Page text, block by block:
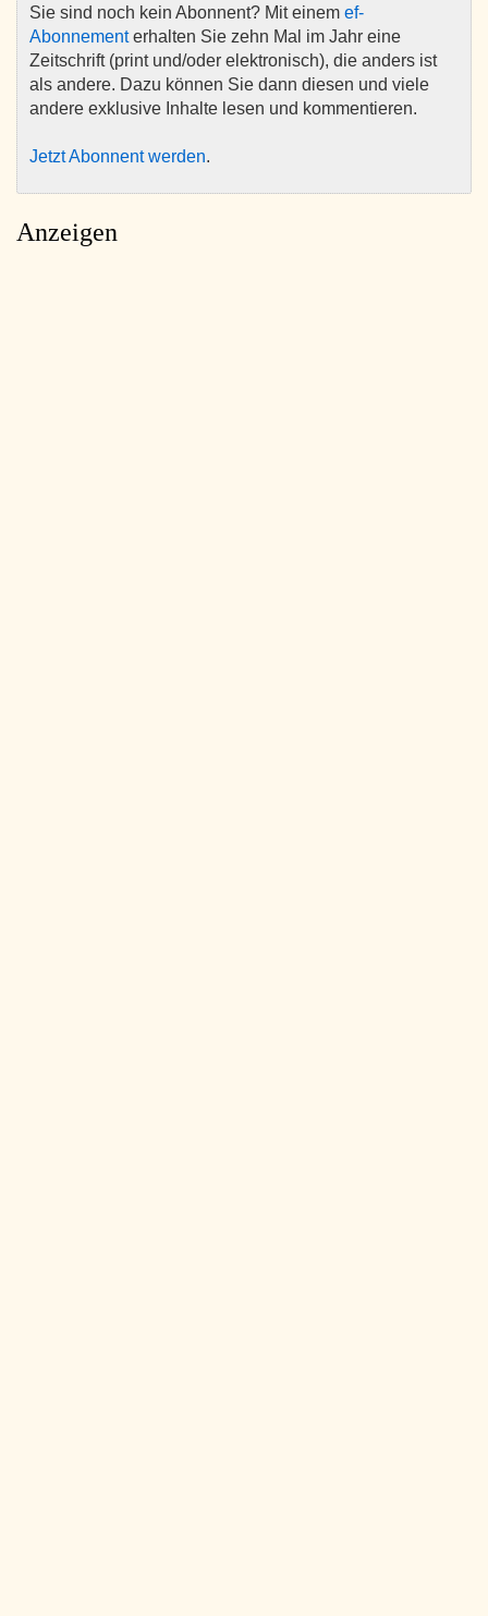
Sie sind noch kein Abonnent? Mit einem ef-
Abonnementerhalten Sie zehn Mal im Jahr eine
Zeitschrift (print und/oder elektronisch), die anders ist
als andere. Dazu können Sie dann diesen und viele
andere exklusive Inhalte lesen und kommentieren.
Jetzt Abonnent werden.
Anzeigen